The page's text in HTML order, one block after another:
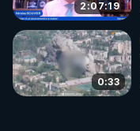
2:07:19
0:33